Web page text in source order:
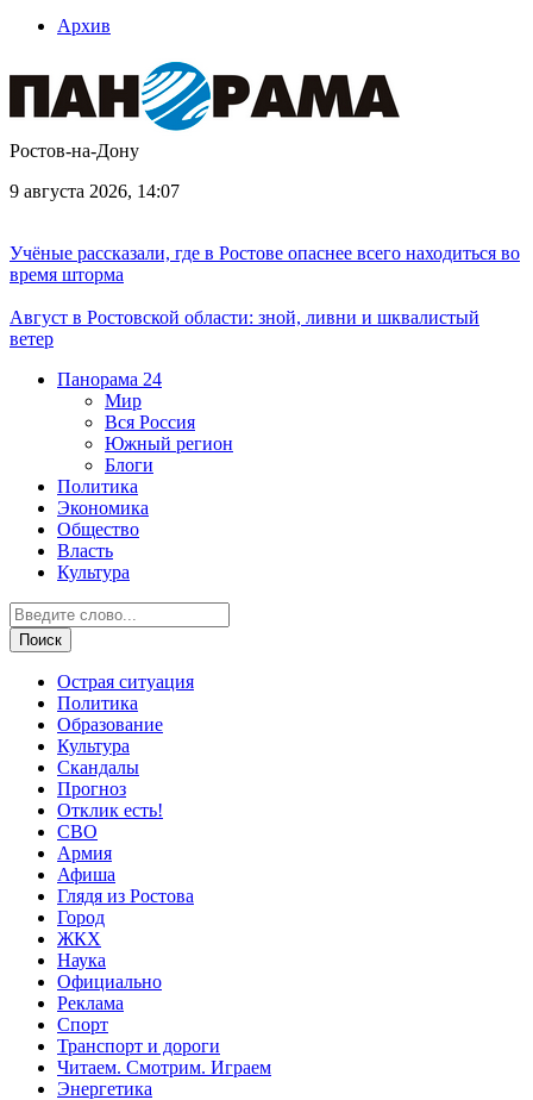
Архив
Ростов-на-Дону
9 августа 2026, 14:07
Учёные рассказали, где в Ростове опаснее всего находиться во
время шторма
Август в Ростовской области: зной, ливни и шквалистый
ветер
Панорама 24
Мир
Вся Россия
Южный регион
Блоги
Политика
Экономика
Общество
Власть
Культура
Острая ситуация
Политика
Образование
Культура
Скандалы
Прогноз
Отклик есть!
СВО
Армия
Афиша
Глядя из Ростова
Город
ЖКХ
Наука
Официально
Реклама
Спорт
Транспорт и дороги
Читаем. Смотрим. Играем
Энергетика